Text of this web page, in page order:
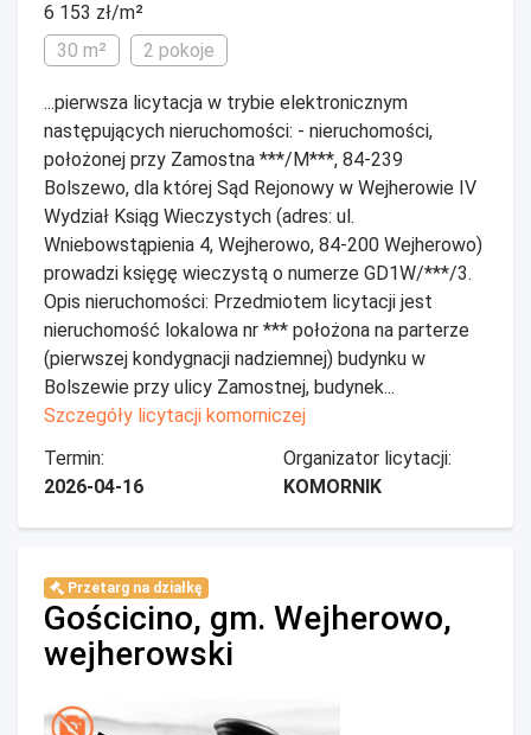
6 153 zł/m²
30 m²
2 pokoje
...pierwsza licytacja w trybie elektronicznym
następujących nieruchomości: - nieruchomości,
położonej przy Zamostna ***/M***, 84-239
Bolszewo, dla której Sąd Rejonowy w Wejherowie IV
Wydział Ksiąg Wieczystych (adres: ul.
Wniebowstąpienia 4, Wejherowo, 84-200 Wejherowo)
prowadzi księgę wieczystą o numerze GD1W/***/3.
Opis nieruchomości: Przedmiotem licytacji jest
nieruchomość lokalowa nr *** położona na parterze
(pierwszej kondygnacji nadziemnej) budynku w
Bolszewie przy ulicy Zamostnej, budynek...
Szczegóły licytacji komorniczej
Termin:
2026-04-16
Organizator licytacji:
KOMORNIK
Przetarg na działkę
Gościcino, gm. Wejherowo,
wejherowski